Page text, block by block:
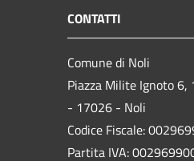
CONTATTI
Comune di Noli
Piazza Milite Ignoto 6,
- 17026 - Noli
Codice Fiscale:
Partita IVA: